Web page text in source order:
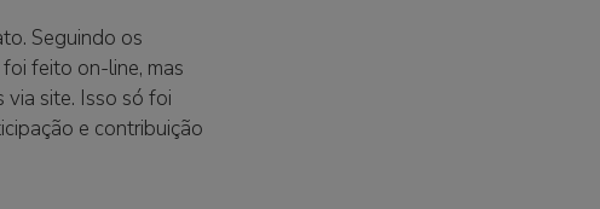
Seguindo os
feito on-line, mas
via site. Isso só foi
e contribuição